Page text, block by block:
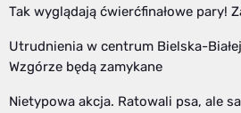
Tak wyglądają ćwierćfinałowe pary!
Utrudnienia w centrum Bielska-
Wzgórze będą zamykane
Nietypowa akcja. Ratowali psa, ale